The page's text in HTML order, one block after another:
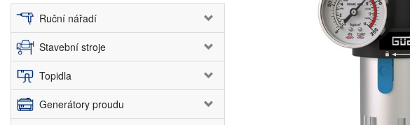
Ruční nářadí
Stavební stroje
Topidla
Generátory proudu